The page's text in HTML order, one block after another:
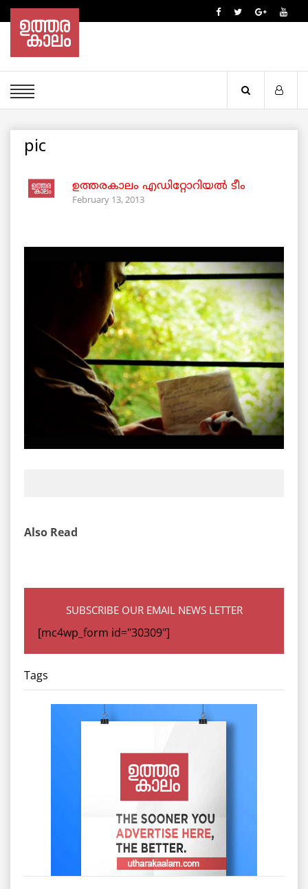
pic
ഉത്തരകാലം എഡിറ്റോറിയല്‍ ടീം
February 13, 2013
Also Read
SUBSCRIBE OUR EMAIL NEWS LETTER
[mc4wp_form id="30309"]
Tags